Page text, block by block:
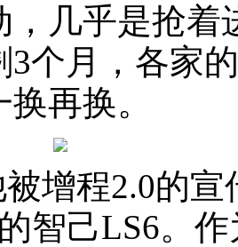
，几乎是抢
3个月，各家
再换。
增程2.0的
智己LS6。